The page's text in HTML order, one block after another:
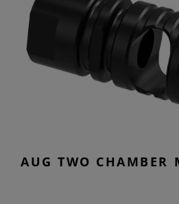
AUG TWO CHAMBER